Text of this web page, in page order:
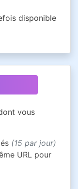
disponible
vous
(15 par jour)
URL pour